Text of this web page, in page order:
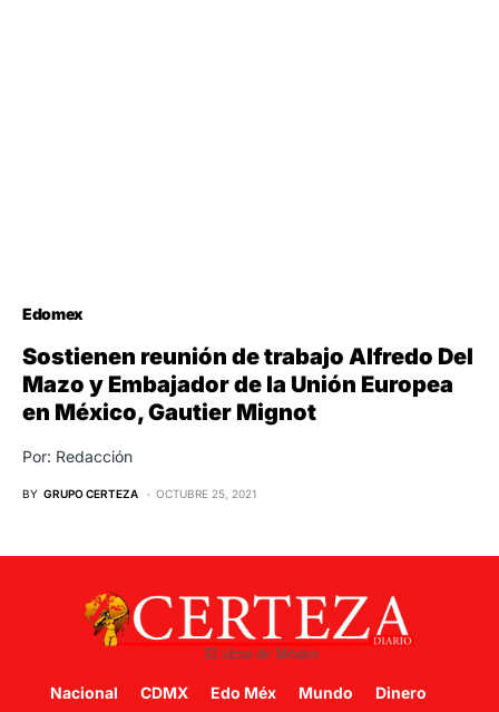
Edomex
Sostienen reunión de trabajo Alfredo Del
Mazo y Embajador de la Unión Europea
en México, Gautier Mignot
Por: Redacción
BY GRUPO CERTEZA OCTUBRE 25, 2021
Nacional CDMX Edo Méx Mundo Dinero